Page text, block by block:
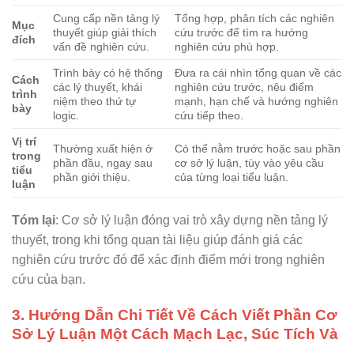
Mục
đích
Cung cấp nền tảng lý
thuyết giúp giải thích
vấn đề nghiên cứu.
Tổng hợp, phân tích các nghiên
cứu trước để tìm ra hướng
nghiên cứu phù hợp.
Cách
trình
bày
Trình bày có hệ thống
các lý thuyết, khái
niệm theo thứ tự
logic.
Đưa ra cái nhìn tổng quan về các
nghiên cứu trước, nêu điểm
mạnh, hạn chế và hướng nghiên
cứu tiếp theo.
Vị trí
trong
tiểu
luận
Thường xuất hiện ở
phần đầu, ngay sau
phần giới thiệu.
Có thể nằm trước hoặc sau phần
cơ sở lý luận, tùy vào yêu cầu
của từng loại tiểu luận.
Tóm lại: Cơ sở lý luận đóng vai trò xây dựng nền tảng lý
thuyết, trong khi tổng quan tài liệu giúp đánh giá các
nghiên cứu trước đó để xác định điểm mới trong nghiên
cứu của bạn.
3. Hướng Dẫn Chi Tiết Về Cách Viết Phần Cơ
Sở Lý Luận Một Cách Mạch Lạc, Súc Tích Và